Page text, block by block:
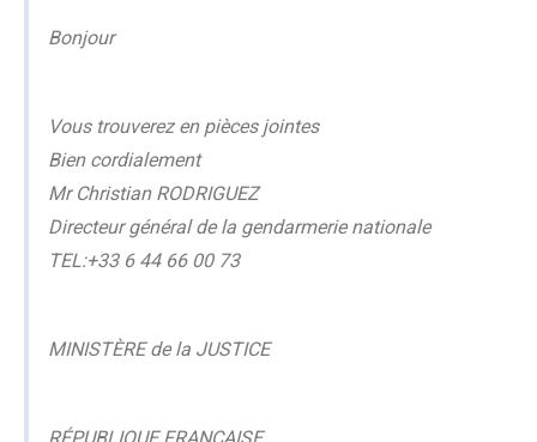
Bonjour
Vous trouverez en pièces jointes
Bien cordialement
Mr Christian RODRIGUEZ
Directeur général de la gendarmerie nationale
TEL:+33 6 44 66 00 73
MINISTÈRE de la JUSTICE
RÉPUBLIQUE FRANÇAISE